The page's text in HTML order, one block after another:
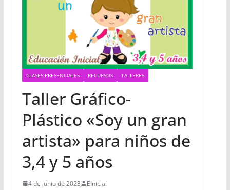
CLASES PRESENCIALES RECURSOS TALLERES
Taller Gráfico-
Plástico «Soy un gran
artista» para niños de
3,4 y 5 años
4 de junio de 2023 EInicial